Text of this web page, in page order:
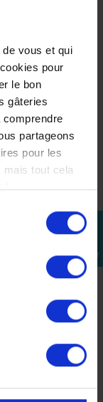
vous et qui
pour
le bon
gâteries
comprendre
partageons
pour les
tout cela
!
perm_identity
connecter